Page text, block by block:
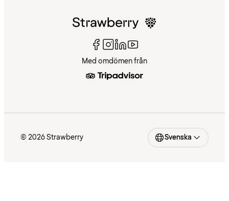
Med omdömen från
© 2026 Strawberry Svenska